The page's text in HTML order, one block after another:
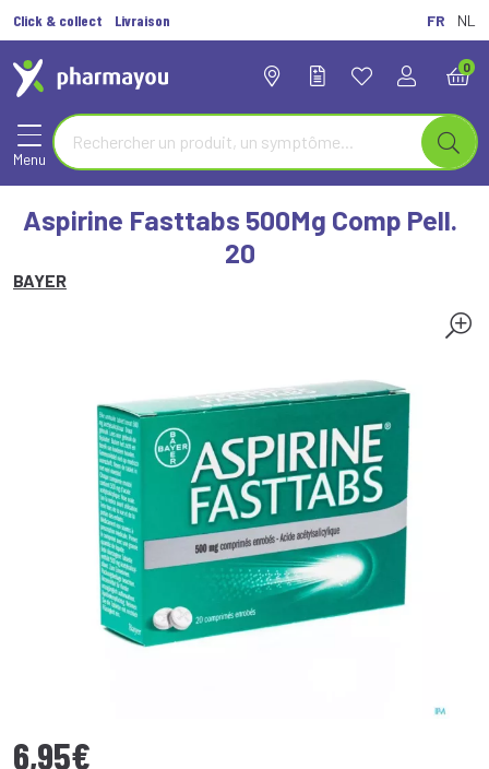
Click & collect Livraison FR NL
0
Menu
Aspirine Fasttabs 500Mg Comp Pell.
20
BAYER
6,95€